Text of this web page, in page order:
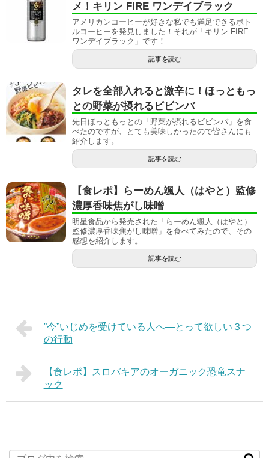
メ！キリン FIRE ワンデイブラック
アメリカンコーヒーが好きな私でも満足できるボト
ルコーヒーを発見しました！それが「キリン FIRE
ワンデイブラック」です！
記事を読む
タレを全部入れると激辛に！ほっともっ
との野菜が摂れるビビンバ
先日ほっともっとの「野菜が摂れるビビンバ」を食
べたのですが、とても美味しかったので皆さんにも
紹介します。
記事を読む
【食レポ】らーめん颯人（はやと）監修
濃厚香味焦がし味噌
明星食品から発売された「らーめん颯人（はやと）
監修濃厚香味焦がし味噌」を食べてみたので、その
感想を紹介します。
記事を読む
”今”いじめを受けている人へ―とって欲しい３つ
の行動
【食レポ】スロバキアのオーガニック恐竜スナ
ック